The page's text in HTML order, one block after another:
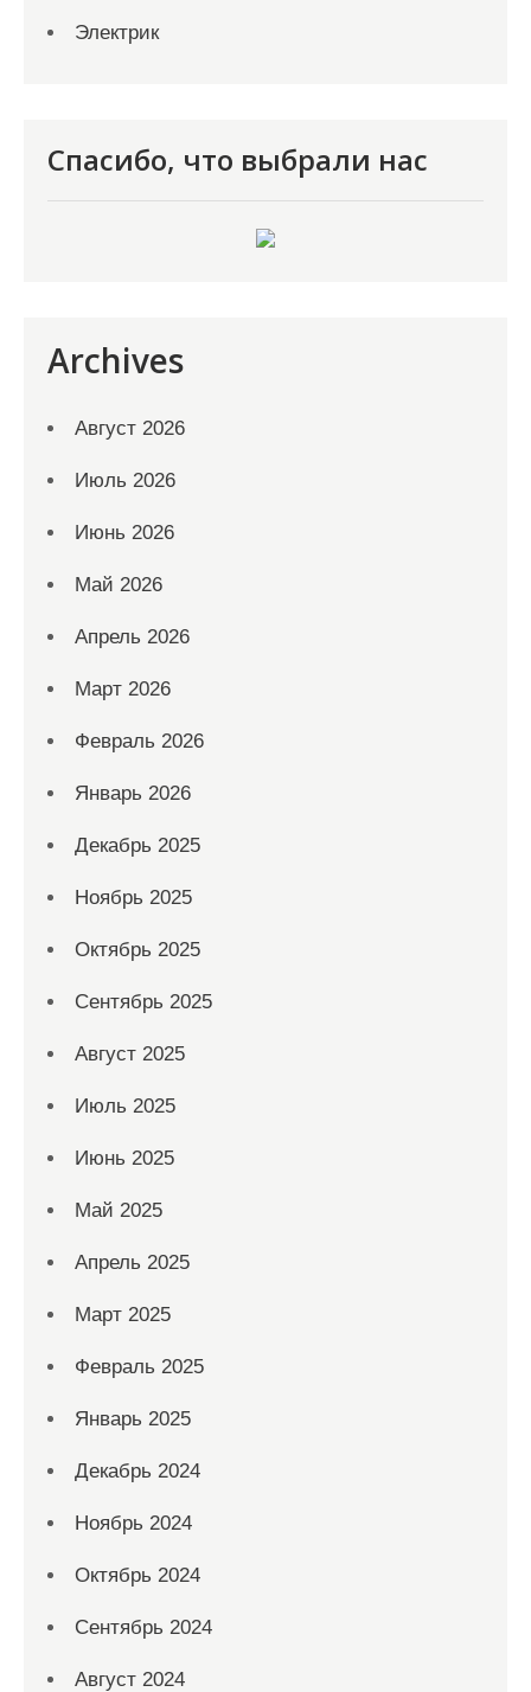
Электрик
Спасибо, что выбрали нас
Archives
Август 2026
Июль 2026
Июнь 2026
Май 2026
Апрель 2026
Март 2026
Февраль 2026
Январь 2026
Декабрь 2025
Ноябрь 2025
Октябрь 2025
Сентябрь 2025
Август 2025
Июль 2025
Июнь 2025
Май 2025
Апрель 2025
Март 2025
Февраль 2025
Январь 2025
Декабрь 2024
Ноябрь 2024
Октябрь 2024
Сентябрь 2024
Август 2024